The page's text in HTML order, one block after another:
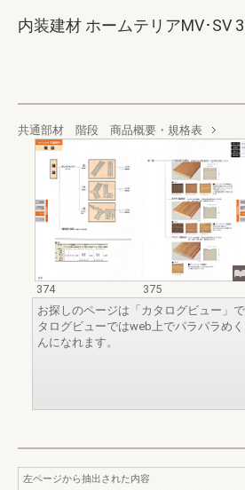
内装建材 ホームテリアMV･SV
共通部材 階段 商品概要・規格表
374
375
お探しのページは「カタログビュー」
タログビューではweb上でパラパラめ
んになれます。
左ページから抽出された内容